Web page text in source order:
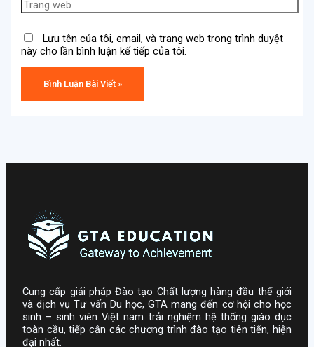
Lưu tên của tôi, email, và trang web trong trình duyệt
này cho lần bình luận kế tiếp của tôi.
Cung cấp giải pháp Đào tạo Chất lượng hàng đầu thế giới
và dịch vụ Tư vấn Du học, GTA mang đến cơ hội cho học
sinh – sinh viên Việt nam trải nghiệm hệ thống giáo dục
toàn cầu, tiếp cận các chương trình đào tạo tiên tiến, hiện
đại nhất.